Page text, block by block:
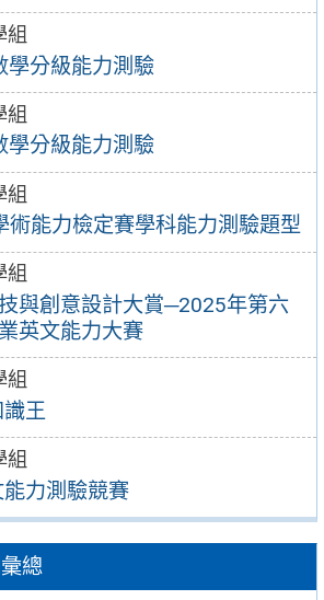
組
學分級能力測驗
組
學分級能力測驗
組
術能力檢定賽學科能力測驗題型
組
與創意設計大賞─2025年第六
英文能力大賽
組
王
組
力測驗競賽
總